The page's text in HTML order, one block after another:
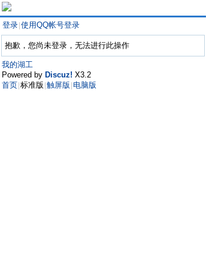
登录 使用QQ帐号登录
抱歉，您尚未登录，无法进行此操作
我的湖工
Powered by Discuz! X3.2
首页 标准版 触屏版 电脑版